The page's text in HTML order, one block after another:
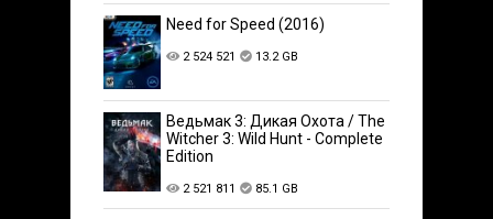
Need for Speed (2016)
2 524 521 13.2 GB
Ведьмак 3: Дикая Охота / The
Witcher 3: Wild Hunt - Complete
Edition
2 521 811 85.1 GB